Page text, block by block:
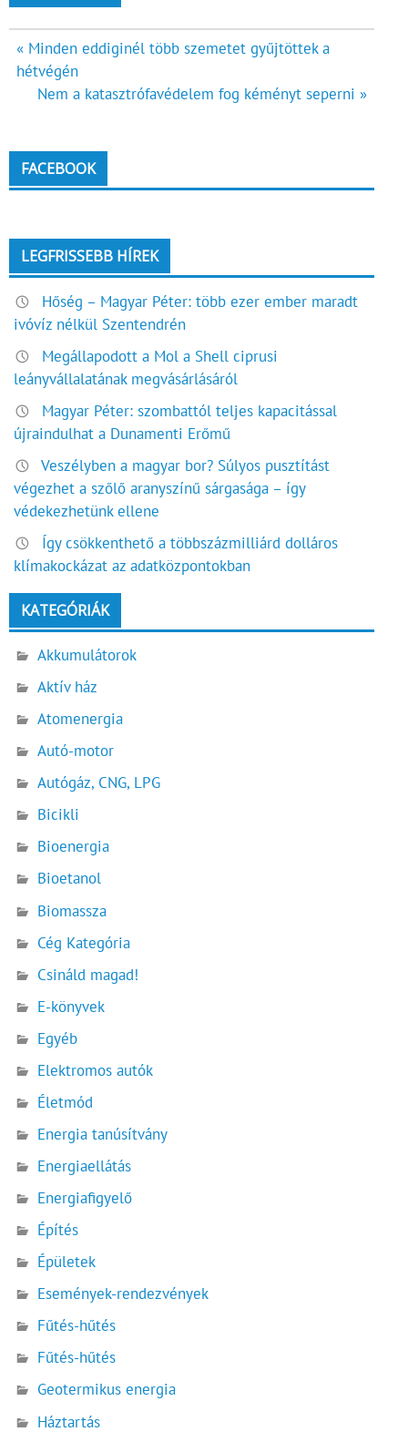
Bejegyzés
navigáció
« Minden eddiginél több szemetet gyűjtöttek a
hétvégén
Nem a katasztrófavédelem fog kéményt seperni »
FACEBOOK
LEGFRISSEBB HÍREK
Hőség – Magyar Péter: több ezer ember maradt
ivóvíz nélkül Szentendrén
Megállapodott a Mol a Shell ciprusi
leányvállalatának megvásárlásáról
Magyar Péter: szombattól teljes kapacitással
újraindulhat a Dunamenti Erőmű
Veszélyben a magyar bor? Súlyos pusztítást
végezhet a szőlő aranyszínű sárgasága – így
védekezhetünk ellene
Így csökkenthető a többszázmilliárd dolláros
klímakockázat az adatközpontokban
KATEGÓRIÁK
Akkumulátorok
Aktív ház
Atomenergia
Autó-motor
Autógáz, CNG, LPG
Bicikli
Bioenergia
Bioetanol
Biomassza
Cég Kategória
Csináld magad!
E-könyvek
Egyéb
Elektromos autók
Életmód
Energia tanúsítvány
Energiaellátás
Energiafigyelő
Építés
Épületek
Események-rendezvények
Fűtés-hűtés
Fűtés-hűtés
Geotermikus energia
Háztartás